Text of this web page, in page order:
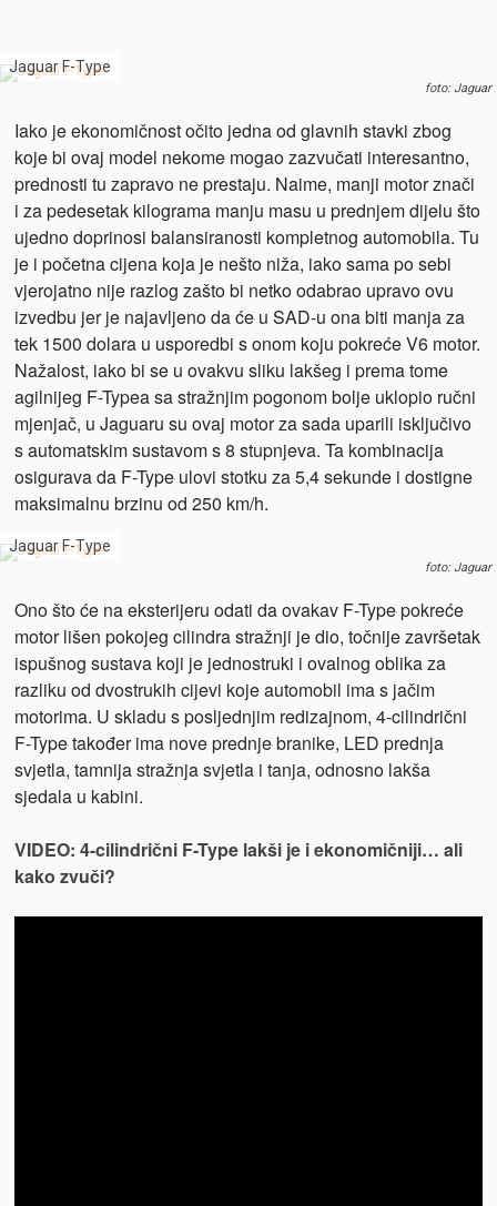
Jaguar F-Type
foto: Jaguar
Iako je ekonomičnost očito jedna od glavnih stavki zbog
koje bi ovaj model nekome mogao zazvučati interesantno,
prednosti tu zapravo ne prestaju. Naime, manji motor znači
i za pedesetak kilograma manju masu u prednjem dijelu što
ujedno doprinosi balansiranosti kompletnog automobila. Tu
je i početna cijena koja je nešto niža, iako sama po sebi
vjerojatno nije razlog zašto bi netko odabrao upravo ovu
izvedbu jer je najavljeno da će u SAD-u ona biti manja za
tek 1500 dolara u usporedbi s onom koju pokreće V6 motor.
Nažalost, iako bi se u ovakvu sliku lakšeg i prema tome
agilnijeg F-Typea sa stražnjim pogonom bolje uklopio ručni
mjenjač, u Jaguaru su ovaj motor za sada uparili isključivo
s automatskim sustavom s 8 stupnjeva. Ta kombinacija
osigurava da F-Type ulovi stotku za 5,4 sekunde i dostigne
maksimalnu brzinu od 250 km/h.
Jaguar F-Type
foto: Jaguar
Ono što će na eksterijeru odati da ovakav F-Type pokreće
motor lišen pokojeg cilindra stražnji je dio, točnije završetak
ispušnog sustava koji je jednostruki i ovalnog oblika za
razliku od dvostrukih cijevi koje automobil ima s jačim
motorima. U skladu s posljednjim redizajnom, 4-cilindrični
F-Type također ima nove prednje branike, LED prednja
svjetla, tamnija stražnja svjetla i tanja, odnosno lakša
sjedala u kabini.
VIDEO: 4-cilindrični F-Type lakši je i ekonomičniji… ali
kako zvuči?